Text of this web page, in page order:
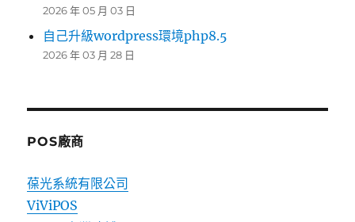
2026 年 05 月 03 日
自己升級wordpress環境php8.5
2026 年 03 月 28 日
POS廠商
葆光系統有限公司
ViViPOS